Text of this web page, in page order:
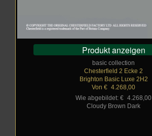
Produkt anzeigen
basic collection
Chesterfield 2 Ecke 2
Brighton Basic Luxe 2H2
Von € 4.268,00
Wie abgebildet: € 4.268,00
Cloudy Brown Dark